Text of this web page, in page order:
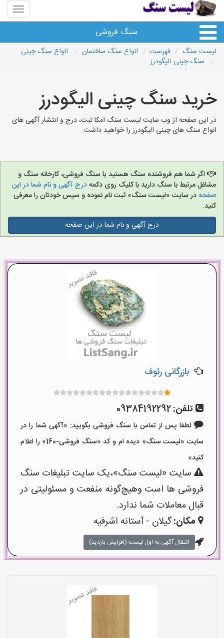
منوی
سایت
سنگ
سنگ فروشی
سایر سنگ ها
سنگ فروشی های شهرها
لیست سنگ فهرست انواع سنگ ساختمان
انواع سنگ چینی
سنگ چینی الیگودرز
خرید سنگ چینی الیگودرز
در این صفحه از وب سایت لیست سنگ امکا ثبت، درج و انتشار آگهی های
انواع سنگ های چینی الیگودرز را خواهید داشت.
اگر شما هم فروشنده سنگ هستید یا سنگ فروشی، کارخانه سنگ و
مشاغل مرتبط با سنگ دارید با کلیک روی دکمهدرج آگهی و نام شما در این
صفحهدر سایت «لیست سنگ» ثبت نام نموده و سپس خودتان را معرفی
کنید.
درج آگهی و نام شما در این صفحه
بازرگانی رئوف
تلفن:09384192292
لطفا پس از تماس با سنگ فروشی بگویید: «آگهی شما را در
سایت «لیست سنگ» دیده ام و کد «سنگ فروشی-160» را اعلام
کنید»
سایت «لیست سنگ»،یک سایت تبلیغات سنگ
فروشی ها است وهیچ‌گونه منفعت و مسئولیتی در
قبال معاملات شما ندارد.
مکان:گیلان - آستانه اشرفیه
انتقال آگهی به اول لیست (افزایش بازدید)